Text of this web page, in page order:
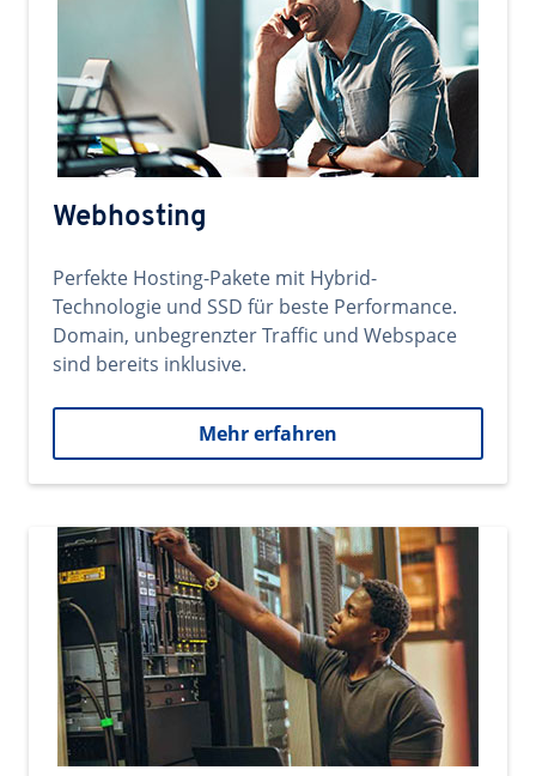
Webhosting
Perfekte Hosting-Pakete mit Hybrid-
Technologie und SSD für beste Performance.
Domain, unbegrenzter Traffic und Webspace
sind bereits inklusive.
Mehr erfahren